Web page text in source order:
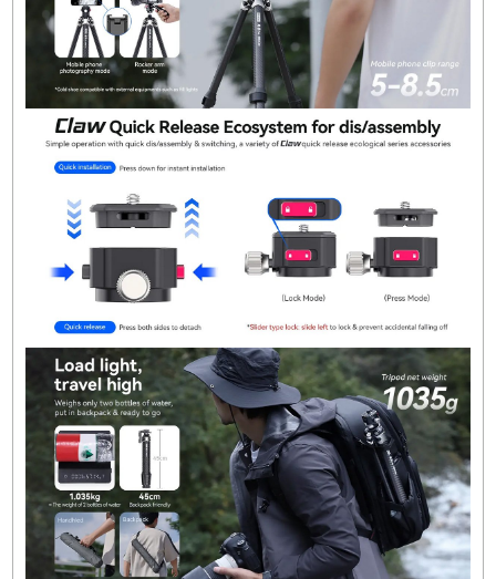
kolaylığı sağlar.
Çok Yönlülük: Hem mobil telefonlar hem de
profesyonel kameralar ile uyumlu olmasının
sıra, bir teleprompter ve rocker arm olarak da
kullanılabilir.
Yüksek Stabilite:
alüminyum alaşımdan yapılan yapılarla uzun
süreli dayanıklılık.
Gelişmiş Panoramik Çekim Özellikleri:360°
çekimler yapmanıza olanak tanır.
Sonuç:
Ulanzi TT08 Claw Quick Release Teleprompter
Tripod, özellikle içerik üreticileri, vlog çekicileri
profesyonel fotoğrafçılar için mükemmel bir
tercihtir. Hafif, sağlam ve çok fonksiyonlu
her çekim senaryosunda kullanılabilir. Kolay